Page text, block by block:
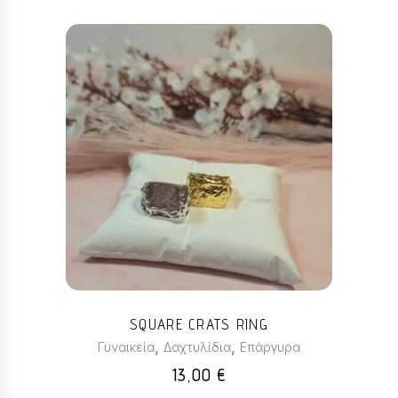
το
προϊόν
έχει
παραλλαγές.
Οι
επιλογές
να
επιλεγούν
στη
SQUARE CRATS RING
Γυναικεία, Δαχτυλίδια, Επάργυρα
13,00 €